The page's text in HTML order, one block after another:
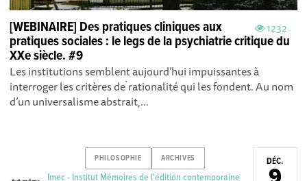
1232
[WEBINAIRE] Des pratiques cliniques aux
pratiques sociales : le legs de la psychiatrie critique du
XXe siècle. #9
Les institutions semblent aujourd’hui impuissantes à
interroger les critères de ̀rationalité qui les fondent. Au nom
d’un universalisme abstrait,...
PHILOSOPHIE ARCHIVES
Imec - Institut Mémoires de l'édition contemporaine
DÉC.